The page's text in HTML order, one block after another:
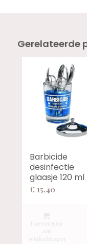
Gerelateerde
Barbicide
desinfectie
glaasje 120 ml
€ 15,40